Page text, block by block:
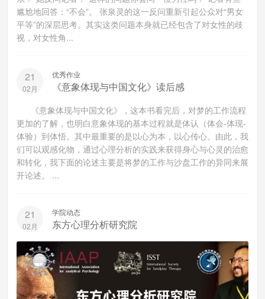
尴尬地回答：“不会”。 张泉灵的这一反问重新引起公众对“男女
平等”的深层思考。其实这类问题本身就已经包含了对女性的歧
视，对女性角...
21
02月
优秀作业
《意象体现与中国文化》读后感
《意象体现与中国文化》，这本书看完后，对梦的工作流程
更加的了解，也明白意象体现的基本过程就是体认（体会-体现-
体验）到体悟。其中最重要的是以心为本，以心传心。由此，我
们可以观感化物，通过心理分析的实践来获得身心与心灵的治愈
和转化，我下面的论述主要是将梦的工作与沙盘工作的异同来展
开论述。 ...
21
02月
学院动态
东方心理分析研究院